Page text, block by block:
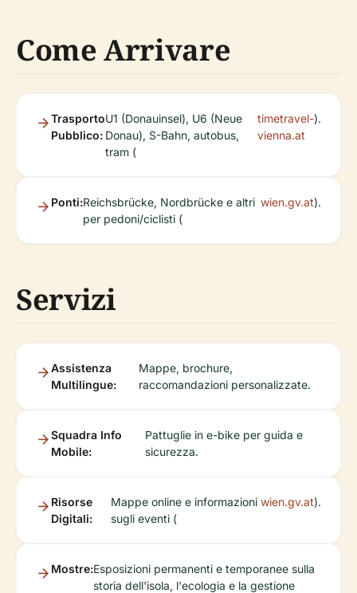
Come Arrivare
Trasporto
Pubblico:
U1 (Donauinsel), U6 (Neue
Donau), S-Bahn, autobus,
tram (
timetravel-
vienna.at
).
Ponti:Reichsbrücke, Nordbrücke e altri
per pedoni/ciclisti (
wien.gv.at).
Servizi
Assistenza
Multilingue:
Mappe, brochure,
raccomandazioni personalizzate.
Squadra Info
Mobile:
Pattuglie in e-bike per guida e
sicurezza.
Risorse
Digitali:
Mappe online e informazioni
sugli eventi (
wien.gv.at).
Mostre:Esposizioni permanenti e temporanee sulla
storia dell'isola, l'ecologia e la gestione